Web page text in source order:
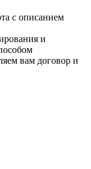
с описанием
и
вам договор и